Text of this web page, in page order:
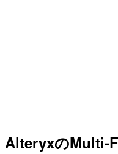
AlteryxのMulti-